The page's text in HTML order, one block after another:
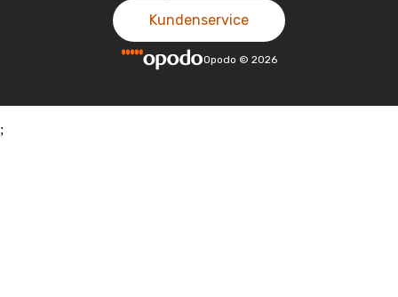
Kundenservice
Opodo © 2026
;